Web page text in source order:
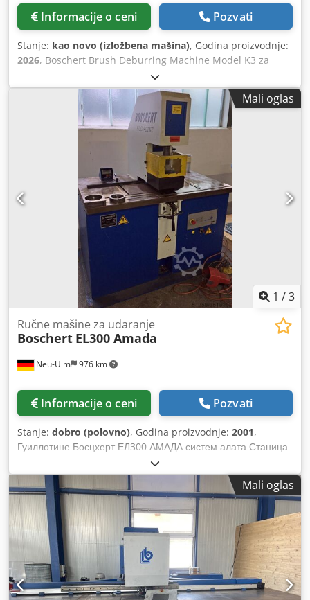
Informacije o ceni Pozvati
Stanje: kao novo (izložbena mašina), Godina proizvodnje:
2026, Boschert Brush Deburring Machine Model K3 za
deburing ravne limske ivice i na lateralnom agregatoru
Pogodan za isečke i note do 70 mm dubine i Outer radii na
limu. 3 motora od po 1,5 kW Prečnik poprsja : 300 mm
Materijal: Žičane četkice VA/čelik Raspon materijala:
debljina 0,8-8mm Dimenzije: Širina: 1400 mm Visina: 580
mm Crsdotr Aviepfx Agyef Dubina: 670 mm Osnova: visoka
800 mm (radna visina 920 mm) Podrška za tabelu:
200x1400 mm Uređaj za držanje kao vodič za lim Ivica lima
je deburovana odozgo i odozdo u isto vreme kada prolazi.
U slučaju veoma jakog bura, motori se mogu sinhronizovati
tako da oba uklone jak burek odozgo. Jedinica treće (bočne
strane) je za deburiranje spoljnih kontura i posebno se
prebacuje. Podrška za veći bočni sto služi kao polica
Mali oglas
1 /3
Neu-Ulm 976 km
Ručne mašine za udaranje
Boschert EL300 Amada
Informacije o ceni Pozvati
Stanje: dobro (polovno), Godina proizvodnje: 2001,
Гуиллотине Босцхерт ЕЛ300 АМАДА систем алата Станица
алата Д пречник 88,9 мм Нови адаптер А / Б / Ц станица
Снага пробијања: 280 кН (28 тона) Рука за пробијање
РАДИУС 350 мм Бочно заустављање 500 мм десно / лево
Мерач дубине са дигиталним екраном Напади странице ,
Тежина 2300 кг Cjdpodnny Rofx Agyerf
Mali oglas